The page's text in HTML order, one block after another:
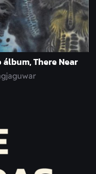
álbum, There Near